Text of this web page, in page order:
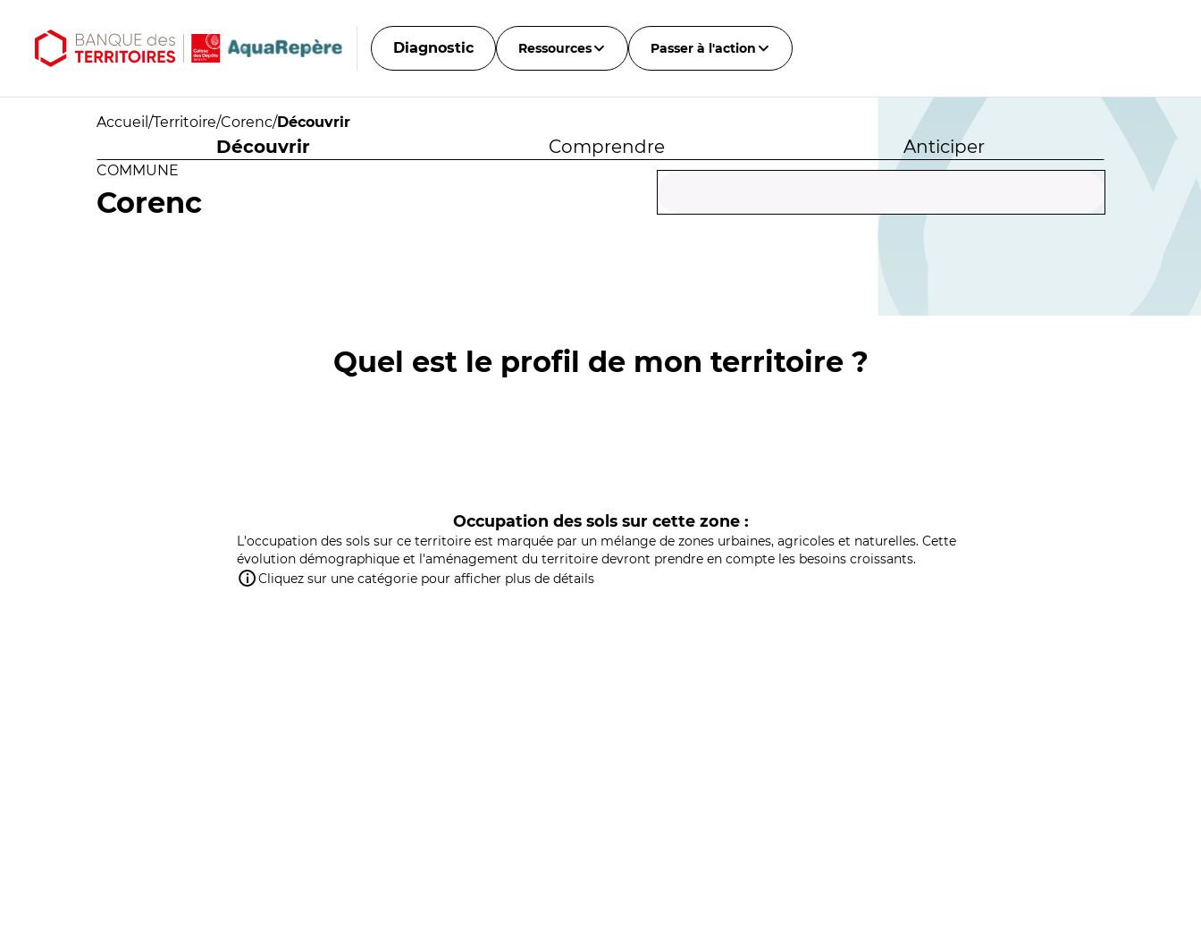
Diagnostic Ressources Passer à l'action
Accueil /Territoire/Corenc/Découvrir
Découvrir Comprendre Anticiper
COMMUNE
Corenc
Quel est le profil de mon territoire ?
Occupation des sols sur cette zone :
L'occupation des sols sur ce territoire est marquée par un mélange de zones urbaines, agricoles et naturelles. Cette
évolution démographique et l'aménagement du territoire devront prendre en compte les besoins croissants.
Cliquez sur une catégorie pour afficher plus de détails